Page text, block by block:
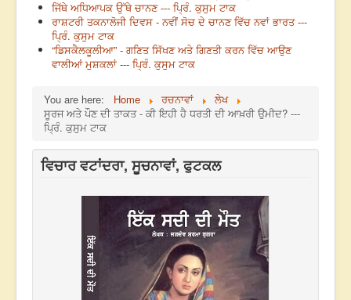
ਜਿੱਥੇ ਅਧਿਆਪਕ ਉੱਥੇ ਚਾਨਣ --- ਪ੍ਰਿੰ. ਕੁਸੁਮ ਟਾਕ
ਰਾਸ਼ਟਰੀ ਤਕਨਾਲੋਜੀ ਦਿਵਸ - ਨਵੀਂ ਸੋਚ ਦੇ ਚਾਨਣ ਵਿੱਚ ਨਵਾਂ ਭਾਰਤ ---
ਪ੍ਰਿੰ. ਕੁਸੁਮ ਟਾਕ
“ਡਿਸਕੈਲਕੂਲੀਆ” - ਗਣਿਤ ਸਿੱਖਣ ਅਤੇ ਗਿਣਤੀ ਕਰਨ ਵਿੱਚ ਆਉਣ
ਵਾਲੀਆਂ ਮੁਸ਼ਕਲਾਂ --- ਪ੍ਰਿੰ. ਕੁਸੁਮ ਟਾਕ
You are here: Home ਰਚਨਾਵਾਂ
ਲੇਖ
ਸੂਰਜ ਅਤੇ ਪੌਣ ਦੀ ਤਾਕਤ - ਕੀ ਇਹੀ ਹੈ ਧਰਤੀ ਦੀ ਆਖ਼ਰੀ ਉਮੀਦ? ---
ਪ੍ਰਿੰ. ਕੁਸੁਮ ਟਾਕ
ਵਿਚਾਰ ਵਟਾਂਦਰਾ, ਸੂਚਨਾਵਾਂ, ਫੁਟਕਲ